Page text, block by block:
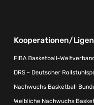
Kooperationen/Ligen
FIBA Basketball-
DRS – Deutscher
Nachwuchs Basketball
Weibliche Nachwuchs